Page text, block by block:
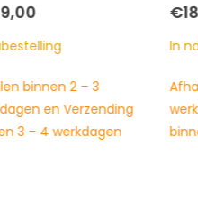
€189,00
In nabestelling
Afhalen binnen 2 – 3
werkdagen en Verzending
binnen 3 – 4 werkdagen